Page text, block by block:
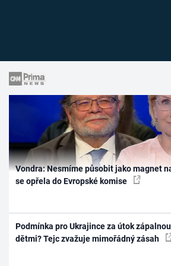
Vondra: Nesmíme působit jako magnet
se opřela do Evropské komise
Podmínka pro Ukrajince za útok
dětmi? Tejc zvažuje mimořádný zásah